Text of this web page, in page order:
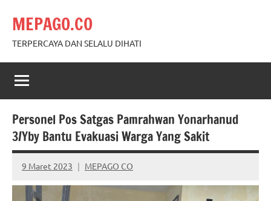
content
MEPAGO.CO
TERPERCAYA DAN SELALU DIHATI
Personel Pos Satgas Pamrahwan Yonarhanud
3/Yby Bantu Evakuasi Warga Yang Sakit
9 Maret 2023 MEPAGO CO
No
comments